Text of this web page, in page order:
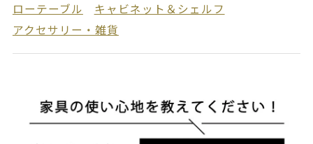
ローテーブル
キャビネット＆シェルフ
アクセサリー・雑貨